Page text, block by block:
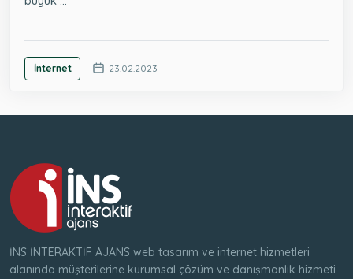
İnternet 23.02.2023
İNS İNTERAKTİF AJANS web tasarım ve internet hizmetleri
alanında müşterilerine kurumsal çözüm ve danışmanlık hizmeti